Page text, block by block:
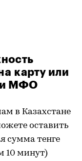
карту или
МФО
в Казахстане
оставить
сумма тенге
10 минут)